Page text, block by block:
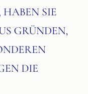
HABEN SIE
GRÜNDEN,
DIE